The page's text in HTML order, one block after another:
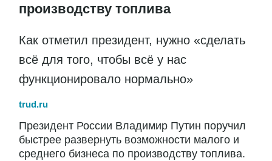
производству топлива
Как отметил президент, нужно «сделать
всё для того, чтобы всё у нас
функционировало нормально»
trud.ru
Президент России Владимир Путин поручил
быстрее развернуть возможности малого и
среднего бизнеса по производству топлива.